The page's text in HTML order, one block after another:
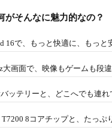
がそんなに魅力的なの？
16で、もっと快適に、もっと
大画面で、映像もゲームも段
ッテリーと、どこへでも連れ
T7200 8コアチップと、たっぷ